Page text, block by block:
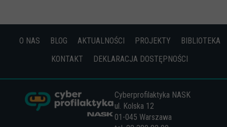
O NAS BLOG AKTUALNOŚCI PROJEKTY
BIBLIOTEKA
KONTAKT
DEKLARACJA DOSTĘPNOŚCI
Cyberprofilaktyka NASK
ul. Kolska 12
01-045 Warszawa